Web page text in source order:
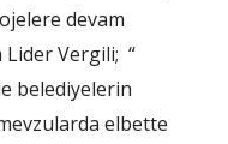
devam
Vergili; “
belediyelerin
elbette